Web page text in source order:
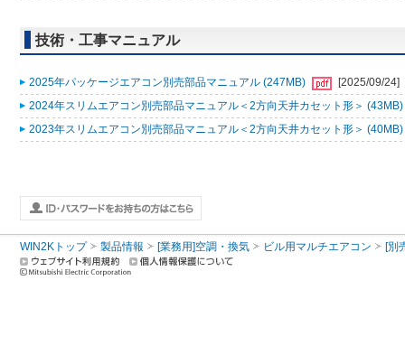
技術・工事マニュアル
2025年パッケージエアコン別売部品マニュアル (247MB)
[2025/09/24]
2024年スリムエアコン別売部品マニュアル＜2方向天井カセット形＞ (43MB)
2023年スリムエアコン別売部品マニュアル＜2方向天井カセット形＞ (40MB)
WIN2Kトップ 製品情報 [業務用]空調・換気 ビル用マルチエアコン [別